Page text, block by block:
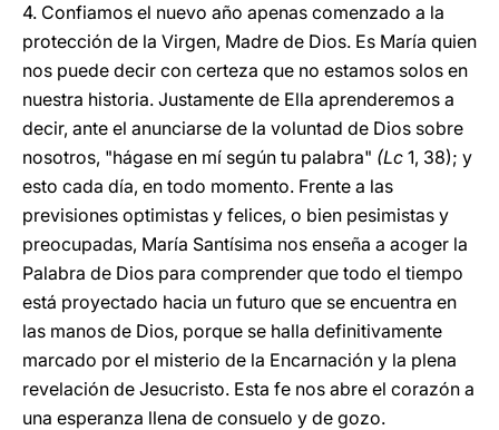
4. Confiamos el nuevo año apenas comenzado a la
protección de la Virgen, Madre de Dios. Es María quien
nos puede decir con certeza que no estamos solos en
nuestra historia. Justamente de Ella aprenderemos a
decir, ante el anunciarse de la voluntad de Dios sobre
nosotros, "hágase en mí según tu palabra" (Lc 1, 38); y
esto cada día, en todo momento. Frente a las
previsiones optimistas y felices, o bien pesimistas y
preocupadas, María Santísima nos enseña a acoger la
Palabra de Dios para comprender que todo el tiempo
está proyectado hacia un futuro que se encuentra en
las manos de Dios, porque se halla definitivamente
marcado por el misterio de la Encarnación y la plena
revelación de Jesucristo. Esta fe nos abre el corazón a
una esperanza llena de consuelo y de gozo.